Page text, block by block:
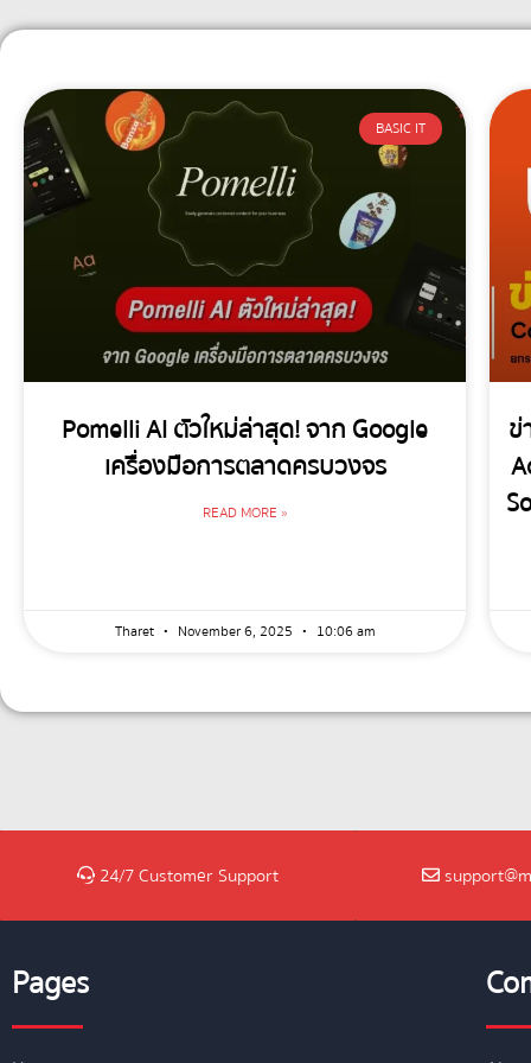
BASIC IT
Pomelli AI ตัวใหม่ล่าสุด! จาก Google
เครื่องมือการตลาดครบวงจร
READ MORE »
Tharet November 6, 2025 10:06 am
ข่
24/7 Customer Support
Pages